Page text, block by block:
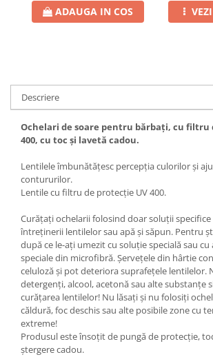
ADAUGA IN COS
Descriere
Ochelari de soare pentru bărbați, cu filtru
400, cu toc și lavetă cadou.
Lentilele îmbunătățesc percepția culorilor și
contururilor.
Lentile cu filtru de protecție UV 400.
Curățați ochelarii folosind doar soluții
întreținerii lentilelor sau apă și săpun. Pentru
după ce le-ați umezit cu soluție specială sau
speciale din microfibră. Șervețele din hârtie
celuloză și pot deteriora suprafețele lentilelor.
detergenți, alcool, acetonă sau alte substanțe
curățarea lentilelor! Nu lăsați și nu folosiți
căldură, foc deschis sau alte posibile zone cu
extreme!
Produsul este însoțit de pungă de protecție,
ștergere cadou.